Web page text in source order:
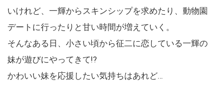
いけれど、一輝からスキンシップを求めたり、動物園
デートに行ったりと甘い時間が増えていく。
そんなある日、小さい頃から征二に恋している一輝の
妹が遊びにやってきて!?
かわいい妹を応援したい気持ちはあれど…